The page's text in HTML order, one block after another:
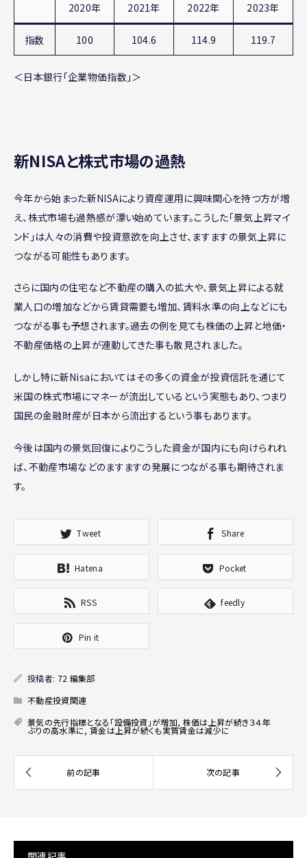
2020年 2021年 2022年 2023年
指数 100 104.6 114.9 119.7
＜日本銀行「企業物価指数」＞
新NISAと株式市場の過熱
今年から始まった新NISAにより資産運用に興味関心を持つ方が増
え、株式市場も過熱感が漂い始めています。こうした「景気上昇マイ
ンド」は人々の消費や投資意欲を向上させ、ますますの景気上昇に
つながる可能性もあります。
さらに国内の住宅など不動産の購入の拡大や、景気上昇による就
業人口の増加などから賃貸需要も増加、賃料水準の向上などにも
つながる事も予想されます。過去の例を見ても株価の上昇と地価・
不動産価格の上昇が連動してきた事も散見されました。
しかし特に新Nisaにおいてはその多くの資金が投資信託を通じて
米国の株式市場にマネーが流出しているという実態もあり、つまり
国民の金融財産が日本から流出するという事もあります。
今後は国内の景気回復によりこうした資金が国内にも向けられれ
ば、不動産市場などのますますの発展につながる事も期待されま
す。
Tweet Share
Hatena Pocket
RSS feedly
Pin it
投稿者: 72 編集部
不動産投資関連
景気の先行指標となる「設備投資」が増加, 株価は上昇が続き３４年
ぶりの高水準に, 賃金は上昇が続くも実質賃金は減少に